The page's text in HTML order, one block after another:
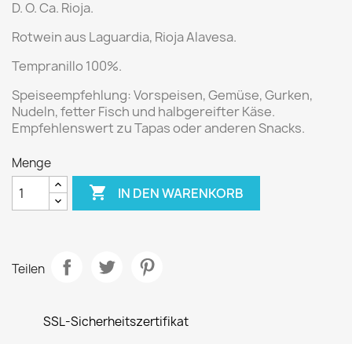
D. O. Ca. Rioja.
Rotwein aus Laguardia, Rioja Alavesa.
Tempranillo 100%.
Speiseempfehlung:Vorspeisen, Gemüse, Gurken,
Nudeln, fetter Fisch und halbgereifter Käse.
Empfehlenswert zu Tapas oder anderen Snacks.
Menge
 IN DEN WARENKORB
Teilen
SSL-Sicherheitszertifikat